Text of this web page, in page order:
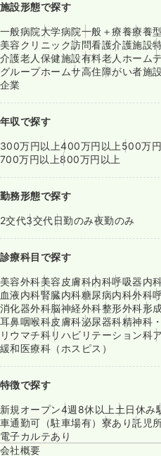
施設形態で探す
一般病院大学病院一般＋療養療養
美容クリニック訪問看護介護施設
介護老人保健施設有料老人ホーム
グループホームサ高住障がい者施設
企業
年収で探す
300万円以上400万円以上 500万
700万円以上800万円以上
勤務形態で探す
2交代3交代日勤のみ夜勤のみ
診療科目で探す
美容外科美容皮膚科内科呼吸器内
血液内科腎臓内科糖尿病内科外科
消化器外科脳神経外科整形外科形
耳鼻咽喉科皮膚科泌尿器科精神科
リウマチ科リハビリテーション科
緩和医療科（ホスピス）
特徴で探す
新規オープン4週8休以上 土日休み
車通勤可（駐車場有） 寮あり託児
電子カルテあり
会社概要